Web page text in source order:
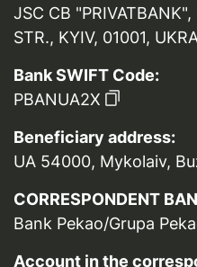
JSC CB "PRIVATBANK",
STR., KYIV, 01001,
Bank SWIFT Code:
PBANUA2X
Beneficiary address:
UA 54000, Mykolaiv,
CORRESPONDENT
Bank Pekao/Grupa
Account in the